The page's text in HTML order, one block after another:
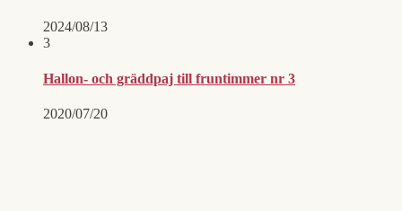
2024/08/13
3
Hallon- och gräddpaj till fruntimmer nr 3
2020/07/20